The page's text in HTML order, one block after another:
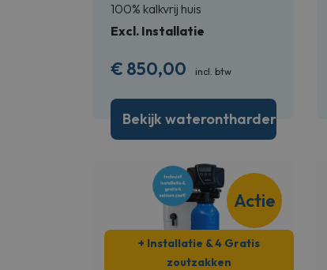
100% kalkvrij huis
Excl. Installatie
€ 850,00 incl. btw
Bekijk waterontharder
Actie
+ Installatie & 4 Gratis
zoutzakken